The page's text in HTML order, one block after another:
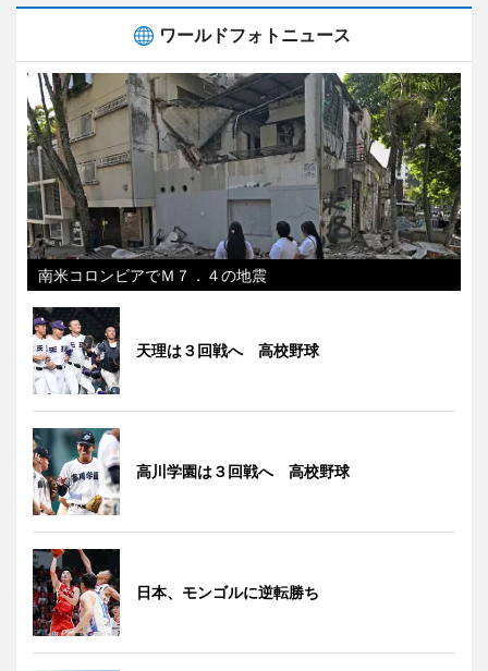
ワールドフォトニュース
南米コロンビアでＭ７．４の地震
天理は３回戦へ 高校野球
高川学園は３回戦へ 高校野球
日本、モンゴルに逆転勝ち